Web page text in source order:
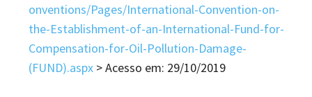
onventions/Pages/International-Convention-on-
the-Establishment-of-an-International-Fund-for-
Compensation-for-Oil-Pollution-Damage-
(FUND).aspx > Acesso em: 29/10/2019